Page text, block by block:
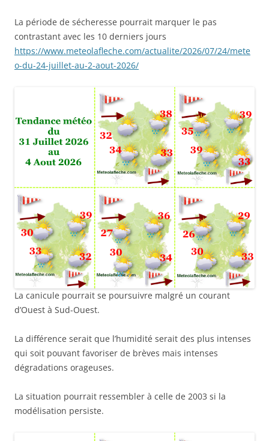
La période de sécheresse pourrait marquer le pas
contrastant avec les 10 derniers jours
https://www.meteolafleche.com/actualite/2026/07/24/mete
o-du-24-juillet-au-2-aout-2026/
La canicule pourrait se poursuivre malgré un courant
d’Ouest à Sud-Ouest.
La différence serait que l’humidité serait des plus intenses
qui soit pouvant favoriser de brèves mais intenses
dégradations orageuses.
La situation pourrait ressembler à celle de 2003 si la
modélisation persiste.